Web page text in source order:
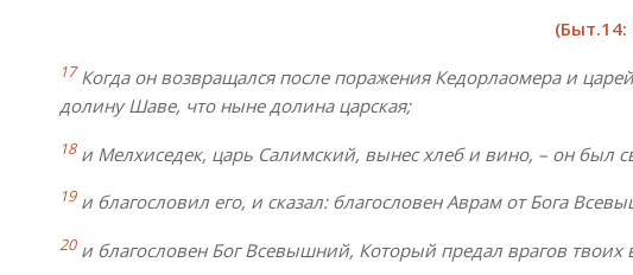
(Быт.14:
17Когда он возвращался после поражения Кедорлаомера и
долину Шаве, что ныне долина царская;
18и Мелхиседек, царь Салимский, вынес хлеб и вино, – он был
19и благословил его, и сказал: благословен Аврам от Бога
20и благословен Бог Всевышний, Который предал врагов твоих